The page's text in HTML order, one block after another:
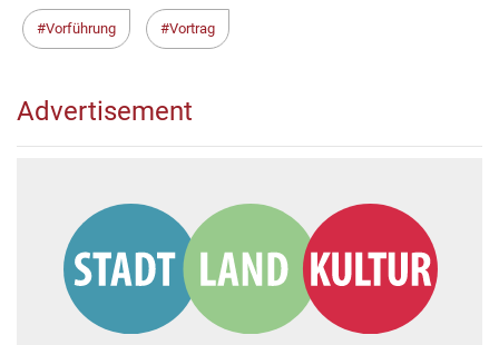
Vorführung Vortrag
Advertisement